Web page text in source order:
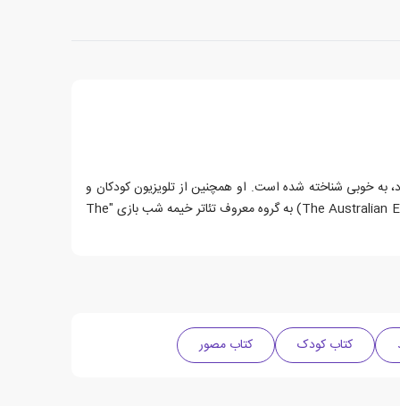
به خوبی شناخته شده است. او همچنین از تلویزیون کودکان و
سفرهایش به مدارس و کتابخانه ها شناخته شده است. از زمانی که در سال 1968 به عنوان مدیر صحنه/طراح کارآموز (The Australian Elizabethan Theatre Trust) به گروه معروف تئاتر خیمه شب بازی "The
کتاب کودک کتاب مصور